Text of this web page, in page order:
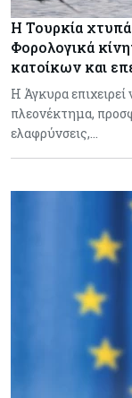
Η Τουρκία
Φορολογικά
κατοίκων και
Η Άγκυρα
πλεονέκτημα,
ελαφρύνσεις,…